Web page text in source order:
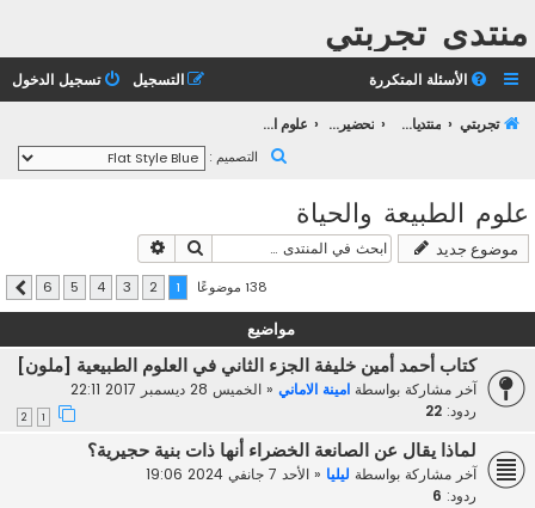
منتدى تجربتي
الأسئلة المتكررة تسجيل الدخول التسجيل
تجربتي منتديات التعليم الثانوي تحضير بكالوريا 2023 علوم الطبيعة والحياة
التصميم :
ب
علوم الطبيعة والحياة
موضوع جديد بحث
138 موضوعًا 2
3
4
5
6 التالي
مواضيع
كتاب أحمد أمين خليفة الجزء الثاني في العلوم الطبيعية [ملون]
آخر مشاركة بواسطة امينة الاماني« الخميس 28 ديسمبر 2017 22:11
ردود: 22
لماذا يقال عن الصانعة الخضراء أنها ذات بنية حجيرية؟
آخر مشاركة بواسطة ليليا« الأحد 7 جانفي 2024 19:06
ردود: 6